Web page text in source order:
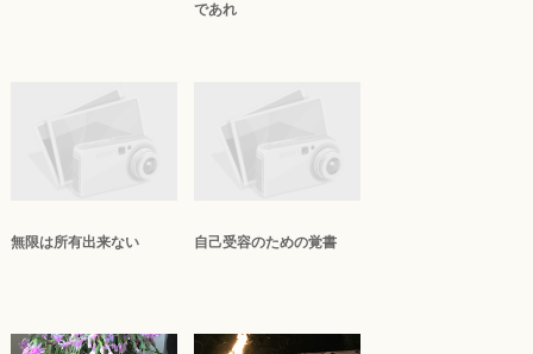
であれ
無限は所有出来ない 自己受容のための覚書